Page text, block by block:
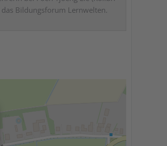
Bildungsforum Lernwelten.